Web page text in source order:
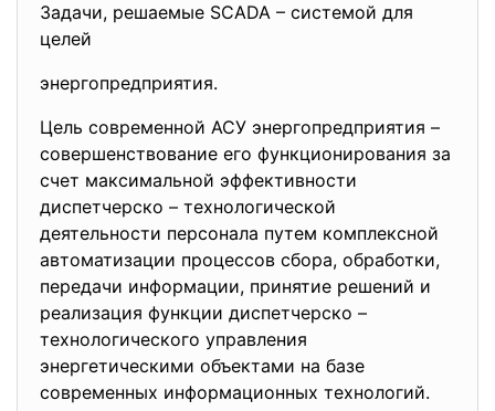
Задачи, решаемые SCADA – системой для
целей
энергопредприятия.
Цель современной АСУ энергопредприятия –
совершенствование его функционирования за
счет максимальной эффективности
диспетчерско – технологической
деятельности персонала путем комплексной
автоматизации процессов сбора, обработки,
передачи информации, принятие решений и
реализация функции диспетчерско –
технологического управления
энергетическими объектами на базе
современных информационных технологий.